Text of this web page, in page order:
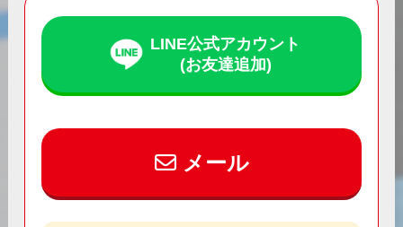
LINE公式アカウント
(お友達追加)
メール